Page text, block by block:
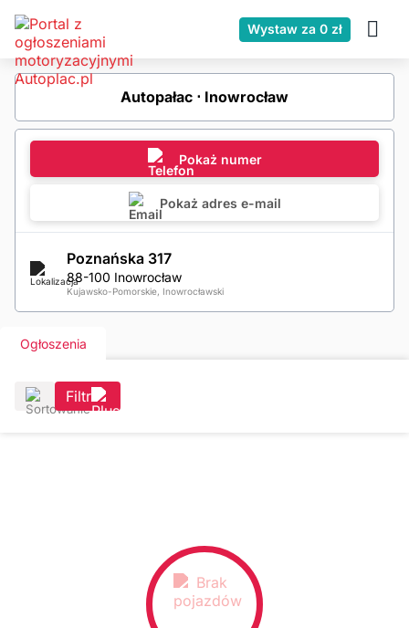
Wystaw za 0 zł
Autopałac ⋅ Inowrocław
Pokaż numer
Pokaż adres e-mail
Poznańska 317
88-100 Inowrocław
Kujawsko-Pomorskie, Inowrocławski
Ogłoszenia
Filtr